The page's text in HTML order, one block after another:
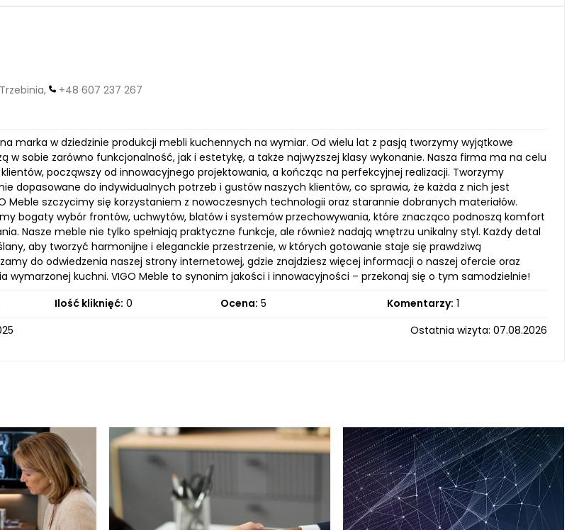
+48 607 237 267
marka w dziedzinie produkcji mebli kuchennych na wymiar. Od wielu lat z pasją tworzymy wyjątkowe
w sobie zarówno funkcjonalność, jak i estetykę, a także najwyższej klasy wykonanie. Nasza firma ma na celu
począwszy od innowacyjnego projektowania, a kończąc na perfekcyjnej realizacji. Tworzymy
dopasowane do indywidualnych potrzeb i gustów naszych klientów, co sprawia, że każda z nich jest
Meble szczycimy się korzystaniem z nowoczesnych technologii oraz starannie dobranych materiałów.
bogaty wybór frontów, uchwytów, blatów i systemów przechowywania, które znacząco podnoszą komfort
Nasze meble nie tylko spełniają praktyczne funkcje, ale również nadają wnętrzu unikalny styl. Każdy detal
aby tworzyć harmonijne i eleganckie przestrzenie, w których gotowanie staje się prawdziwą
do odwiedzenia naszej strony internetowej, gdzie znajdziesz więcej informacji o naszej ofercie oraz
wymarzonej kuchni. VIGO Meble to synonim jakości i innowacyjności – przekonaj się o tym samodzielnie!
Ilość kliknięć: 0 Ocena: 5 Komentarzy: 1
Ostatnia wizyta: 07.08.2026